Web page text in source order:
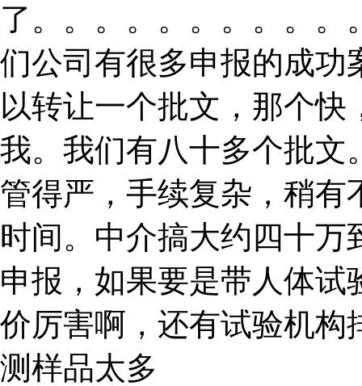
了。。。。。。。。。
们公司有很多申报的成功
以转让一个批文，那个
我。我们有八十多个批文
管得严，手续复杂，稍有
时间。中介搞大约四十万
申报，如果要是带人体试
价厉害啊，还有试验机构
测样品太多